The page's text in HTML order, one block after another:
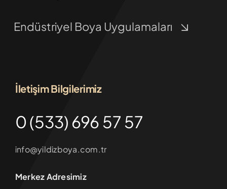
Endüstriyel Boya Uygulamaları
İletişim Bilgilerimiz
0 (533) 696 57 57
info@yildizboya.com.tr
Merkez Adresimiz